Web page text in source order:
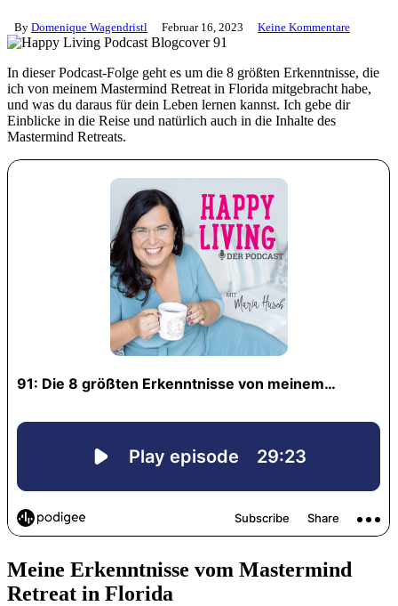
By Domenique Wagendristl Februar 16, 2023 Keine Kommentare
In dieser Podcast-Folge geht es um die 8 größten Erkenntnisse, die
ich von meinem Mastermind Retreat in Florida mitgebracht habe,
und was du daraus für dein Leben lernen kannst. Ich gebe dir
Einblicke in die Reise und natürlich auch in die Inhalte des
Mastermind Retreats.
Meine Erkenntnisse vom Mastermind
Retreat in Florida